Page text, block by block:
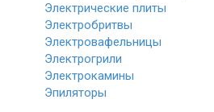
Электрические плиты
Электробритвы
Электровафельницы
Электрогрили
Электрокамины
Эпиляторы